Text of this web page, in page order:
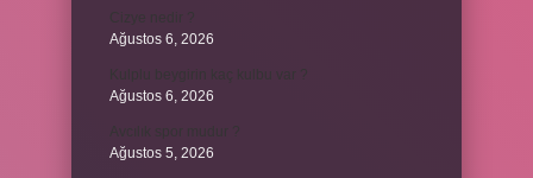
Ağustos 6, 2026
Ağustos 6, 2026
Ağustos 5, 2026